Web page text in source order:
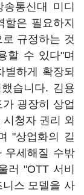
통신대 미디
은 필요하지
규정하는 것
할 수 있다"며
하게 확장되
습니다. 김용
굉장히 상업
청자 권리 외
"상업화의 길
우세해질 수밖
러 "OTT 서비
스 모델을 사